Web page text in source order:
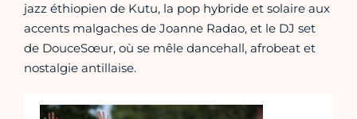
jazz éthiopien de Kutu, la pop hybride et solaire aux
accents malgaches de Joanne Radao, et le DJ set
de DouceSœur, où se mêle dancehall, afrobeat et
nostalgie antillaise.